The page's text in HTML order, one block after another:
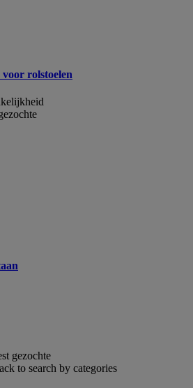
rolstoelen
gezochte
to search by categories